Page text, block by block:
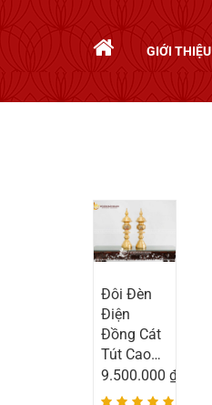
GIỚI THIỆU
Đôi Đèn
Điện
Đồng Cát
Tút Cao
56cm
9.500.000 ₫